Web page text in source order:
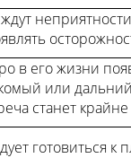
в его жизни
или
станет
готовиться к